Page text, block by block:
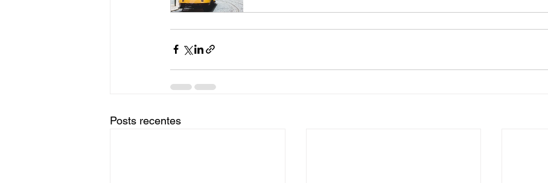
Posts recentes